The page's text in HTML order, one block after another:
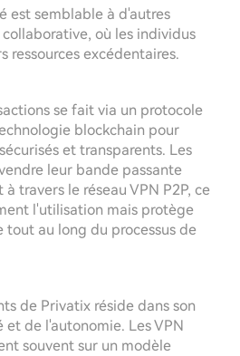
est semblable à d'autres
où les individus
ressources excédentaires.
se fait via un protocole
blockchain pour
et transparents. Les
leur bande passante
travers le réseau VPN P2P, ce
l'utilisation mais protège
au long du processus de
de Privatix réside dans son
de l'autonomie. Les VPN
souvent sur un modèle